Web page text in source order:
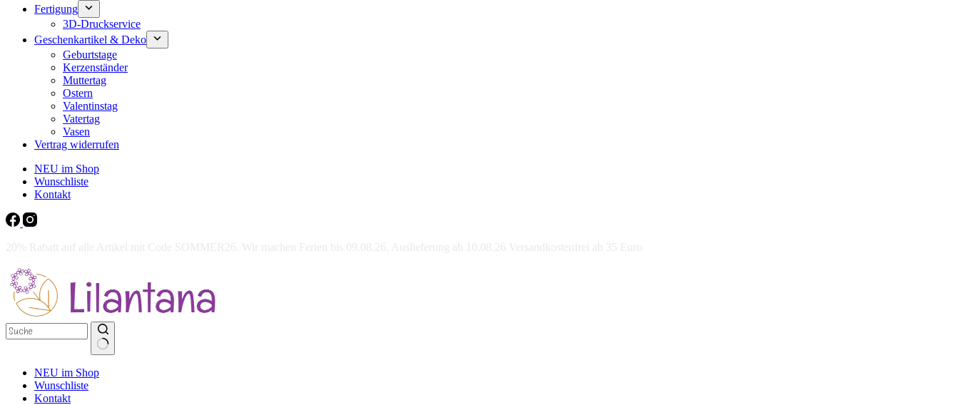
Fertigung
3D-Druckservice
Geschenkartikel & Deko
Geburtstage
Kerzenständer
Muttertag
Ostern
Valentinstag
Vatertag
Vasen
Vertrag widerrufen
NEU im Shop
Wunschliste
Kontakt
20% Rabatt auf alle Artikel mit Code SOMMER26. Wir machen Ferien bis 09.08.26, Auslieferung ab 10.08.26 Versandkostenfrei ab 35 Euro
NEU im Shop
Wunschliste
Kontakt